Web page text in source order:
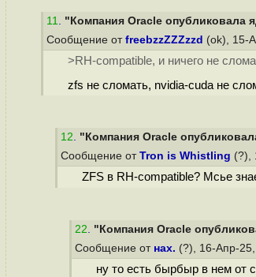
11. "Компания Oracle опубликовала
Сообщение от freebzzZZZzzd (ok), 15-
>RH-compatible, и ничего не
zfs не сломать, nvidia-cuda не
12. "Компания Oracle
Сообщение от Tron is Whistling (?),
ZFS в RH-compatible? Мсье
22. "Компания Oracle
Сообщение от нах. (?), 16-Апр-
ну то есть бырбыр в нем от